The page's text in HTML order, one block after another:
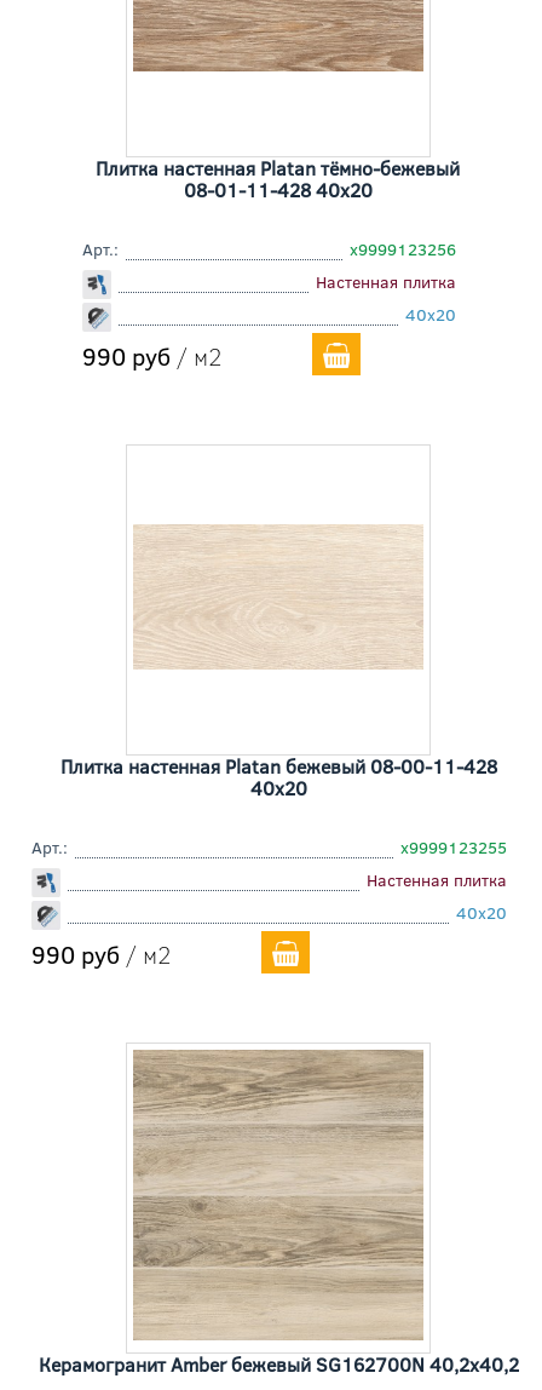
Плитка настенная Platan тёмно-бежевый
08-01-11-428 40x20
Арт.:
х9999123256
Настенная плитка
40x20
990 руб / м2
Плитка настенная Platan бежевый 08-00-11-428
40x20
Арт.:
х9999123255
Настенная плитка
40x20
990 руб / м2
Керамогранит Amber бежевый SG162700N 40,2x40,2